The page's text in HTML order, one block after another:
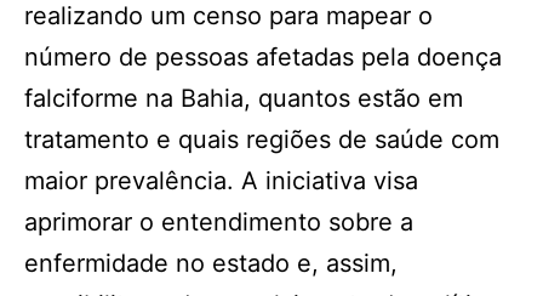
realizando um censo para mapear o
número de pessoas afetadas pela doença
falciforme na Bahia, quantos estão em
tratamento e quais regiões de saúde com
maior prevalência. A iniciativa visa
aprimorar o entendimento sobre a
enfermidade no estado e, assim,